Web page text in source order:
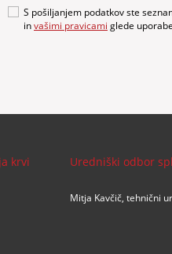
S pošiljanjem podatkov ste
invašimi pravicami glede
krvi
Uredniški odbor
Mitja Kavčič, tehnični